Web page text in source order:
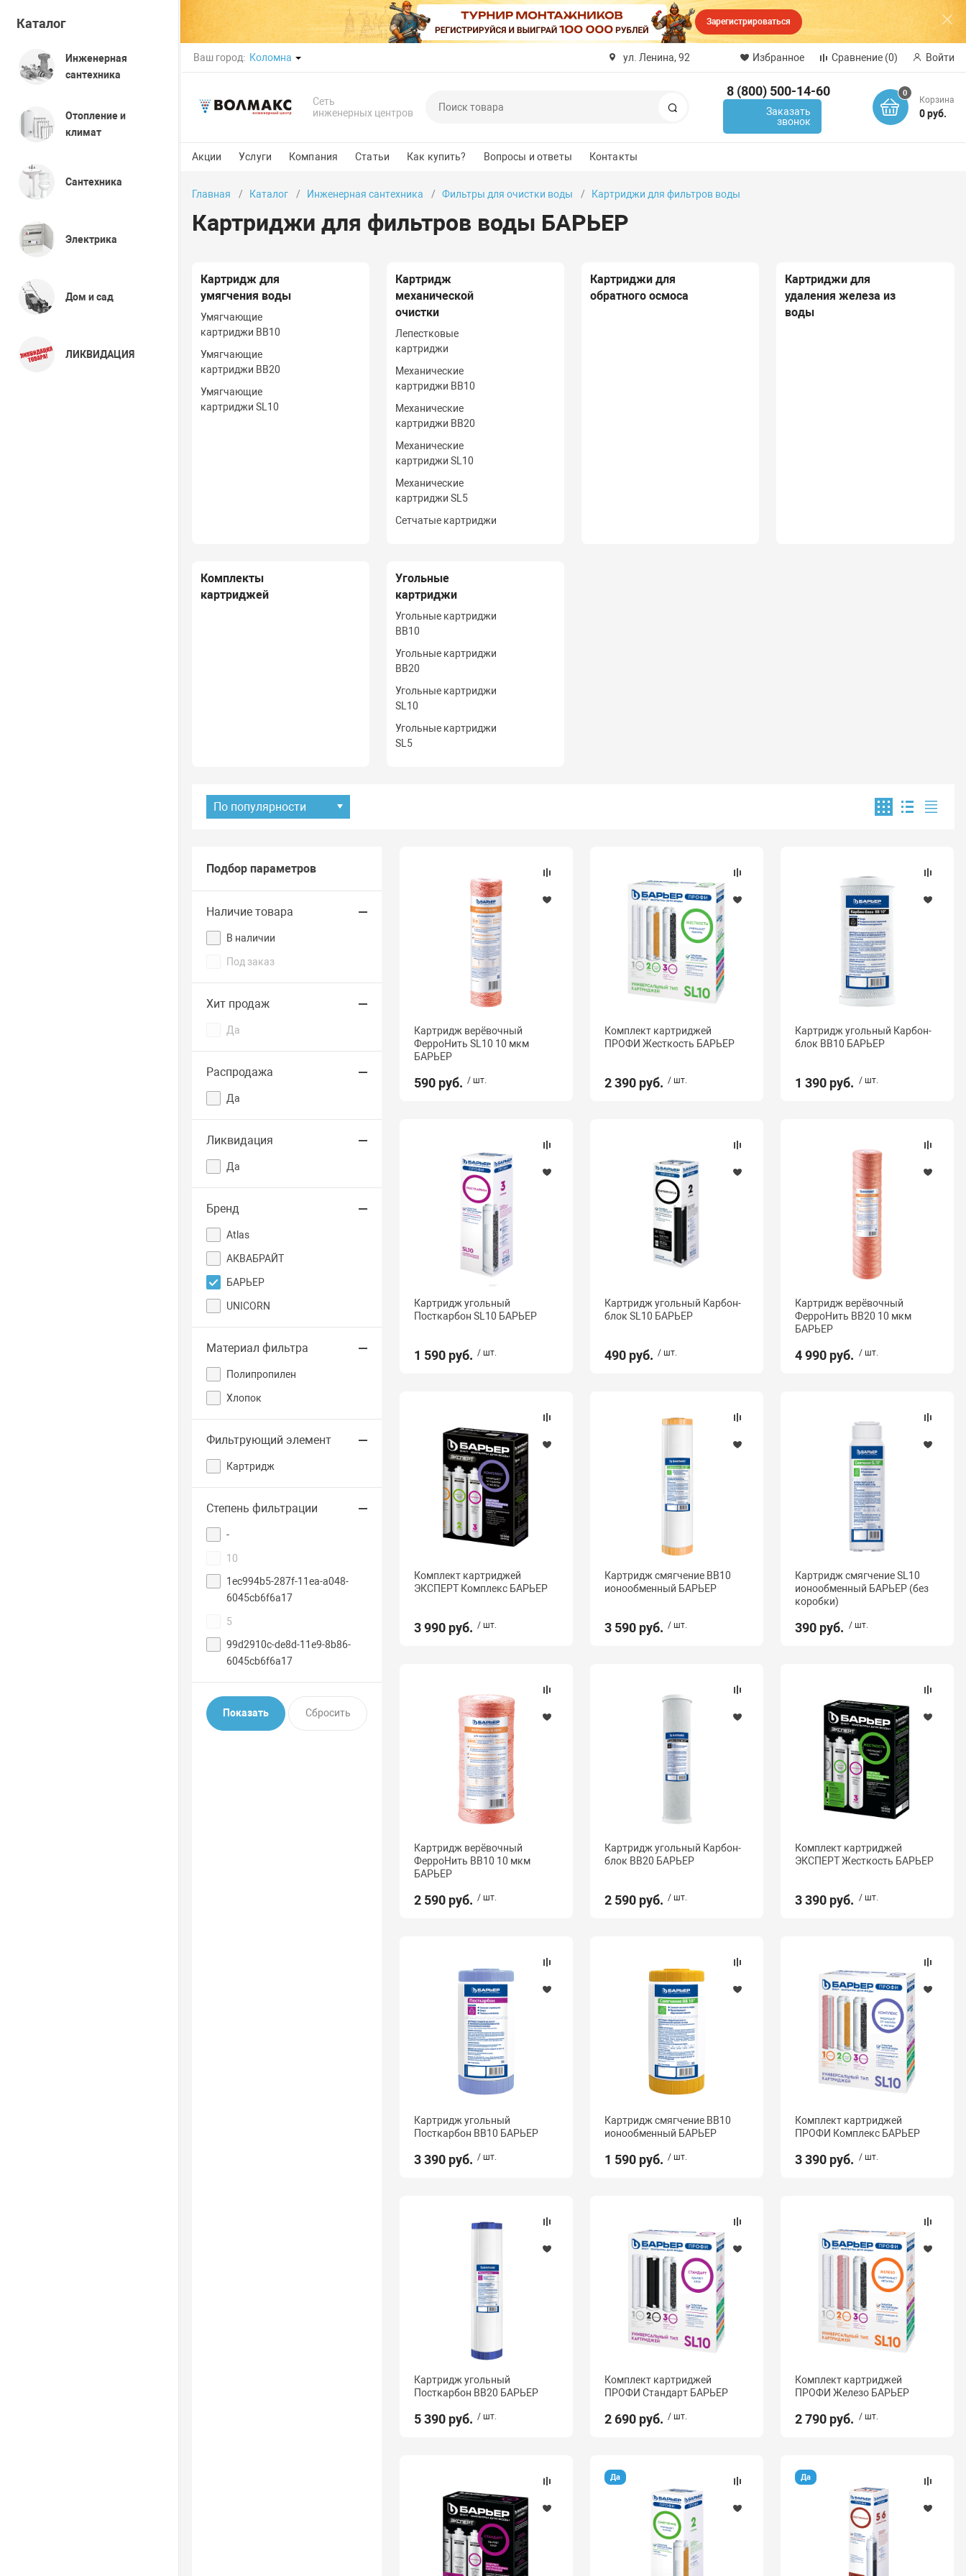
Зарегистрироваться
Ваш город: Коломна ул. Ленина, 92 Избранное Сравнение (0) Войти
Сеть
инженерных центров
8 (800) 500-14-60
Заказать
звонок
0
Корзина
0 руб.
Акции Услуги Компания Статьи Как купить? Вопросы и ответы Контакты
Каталог
Инженерная
сантехника
Отопление и
климат
Сантехника
Электрика
Дом и сад
ЛИКВИДАЦИЯ
Главная Каталог Инженерная сантехника Фильтры для очистки воды Картриджи для фильтров воды
Картриджи для фильтров воды БАРЬЕР
Картридж для
умягчения воды
Умягчающие
картриджи BB10
Умягчающие
картриджи BB20
Умягчающие
картриджи SL10
Картридж
механической
очистки
Лепестковые
картриджи
Механические
картриджи BB10
Механические
картриджи BB20
Механические
картриджи SL10
Механические
картриджи SL5
Сетчатые картриджи
Картриджи для
обратного осмоса
Картриджи для
удаления железа из
воды
Комплекты
картриджей
Угольные
картриджи
Угольные картриджи
BB10
Угольные картриджи
BB20
Угольные картриджи
SL10
Угольные картриджи
SL5
По популярности
Подбор параметров
Наличие товара
В наличии
Под заказ
Хит продаж
Да
Распродажа
Да
Ликвидация
Да
Бренд
Atlas
АКВАБРАЙТ
БАРЬЕР
UNICORN
Материал фильтра
Полипропилен
Хлопок
Фильтрующий элемент
Картридж
Степень фильтрации
-
10
1ec994b5-287f-11ea-a048-
6045cb6f6a17
5
99d2910c-de8d-11e9-8b86-
6045cb6f6a17
Картридж верёвочный
ФерроНить SL10 10 мкм
БАРЬЕР
590 руб. / шт.
Комплект картриджей
ПРОФИ Жесткость БАРЬЕР
2 390 руб. / шт.
Картридж угольный Карбон-
блок BB10 БАРЬЕР
1 390 руб. / шт.
Картридж угольный
Посткарбон SL10 БАРЬЕР
1 590 руб. / шт.
Картридж угольный Карбон-
блок SL10 БАРЬЕР
490 руб. / шт.
Картридж верёвочный
ФерроНить BB20 10 мкм
БАРЬЕР
4 990 руб. / шт.
Комплект картриджей
ЭКСПЕРТ Комплекс БАРЬЕР
3 990 руб. / шт.
Картридж смягчение BB10
ионообменный БАРЬЕР
3 590 руб. / шт.
Картридж смягчение SL10
ионообменный БАРЬЕР (без
коробки)
390 руб. / шт.
Картридж верёвочный
ФерроНить BB10 10 мкм
БАРЬЕР
2 590 руб. / шт.
Картридж угольный Карбон-
блок BB20 БАРЬЕР
2 590 руб. / шт.
Комплект картриджей
ЭКСПЕРТ Жесткость БАРЬЕР
3 390 руб. / шт.
Картридж угольный
Посткарбон BB10 БАРЬЕР
3 390 руб. / шт.
Картридж смягчение BB10
ионообменный БАРЬЕР
1 590 руб. / шт.
Комплект картриджей
ПРОФИ Комплекс БАРЬЕР
3 390 руб. / шт.
Картридж угольный
Посткарбон BB20 БАРЬЕР
5 390 руб. / шт.
Комплект картриджей
ПРОФИ Стандарт БАРЬЕР
2 690 руб. / шт.
Комплект картриджей
ПРОФИ Железо БАРЬЕР
2 790 руб. / шт.
Да Да